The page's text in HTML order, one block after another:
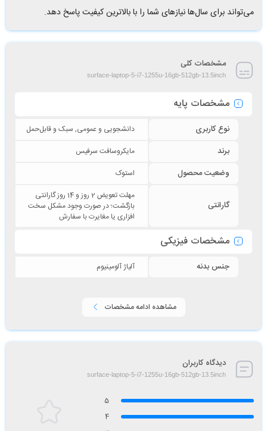
می‌تواند برای سال‌ها نیازهای شما را با بالاترین کیفیت پاسخ دهد.
مشخصات کلی
surface-laptop-5-i7-1255u-16gb-512gb-13.5inch
مشخصات پایه
نوع کاربری دانشجویی و عمومی, سبک و قابل‌حمل
برند مایکروسافت سرفیس
وضعیت محصول استوک
گارانتی
مهلت تعویض 2 روز و 14 روز گارانتی
بازگشت؛ در صورت وجود مشکل سخت‌
افزاری یا مغایرت با سفارش
مشخصات فیزیکی
جنس بدنه آلیاژ آلومینیوم
مشاهده ادامه مشخصات
دیدگاه کاربران
surface-laptop-5-i7-1255u-16gb-512gb-13.5inch
5
4